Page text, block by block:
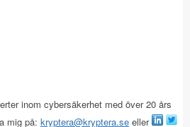
inom cybersäkerhet med över 20 års
mig på: kryptera@kryptera.se eller